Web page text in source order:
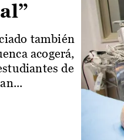
también
acogerá,
de